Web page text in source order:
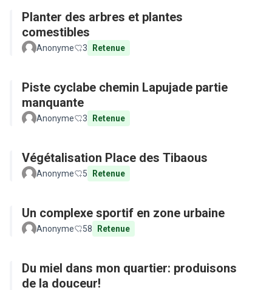
Planter des arbres et plantes
comestibles
Anonyme 3 Retenue
Piste cyclabe chemin Lapujade partie
manquante
Anonyme 3 Retenue
Végétalisation Place des Tibaous
Anonyme 5 Retenue
Un complexe sportif en zone urbaine
Anonyme 58 Retenue
Du miel dans mon quartier: produisons
de la douceur!